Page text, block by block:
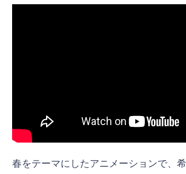
春をテーマにしたアニメーションで、